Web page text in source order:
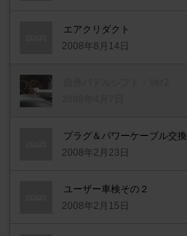
エアクリダクト
2008年8月14日
プラグ＆パワーケーブル交換
2008年2月23日
ユーザー車検その２
2008年2月15日